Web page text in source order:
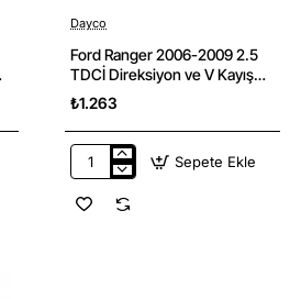
Dayco
Ford Ranger 2006-2009 2.5
TDCİ Direksiyon ve V Kayış
Seti ( 2 Adet ) Dayco Marka
₺1.263
Ford
2006-
Sepete Ekle